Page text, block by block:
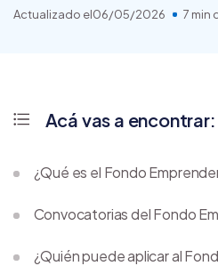
Actualizado el06/05/2026 7 min
Acá vas a encontrar:
¿Qué es el Fondo
Convocatorias del Fondo
¿Quién puede aplicar al